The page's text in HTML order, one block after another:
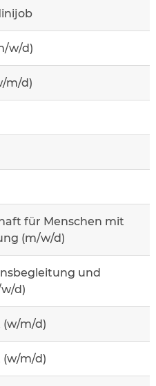
w/d)
m/d)
für Menschen mit
(m/w/d)
und
d)
(w/m/d)
(w/m/d)